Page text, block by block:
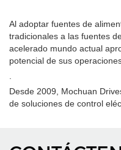
Al adoptar fuentes de
tradicionales a las fuentes
acelerado mundo actual
potencial de sus
.
Desde 2009, Mochuan
de soluciones de control